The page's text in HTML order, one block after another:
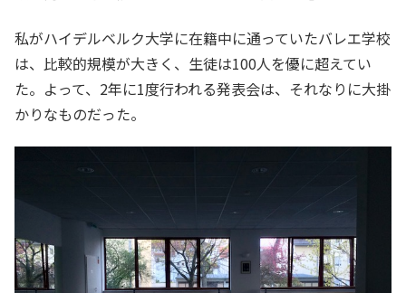
私がハイデルベルク大学に在籍中に通っていたバレエ学校
は、比較的規模が大きく、生徒は100人を優に超えてい
た。よって、2年に1度行われる発表会は、それなりに大掛
かりなものだった。